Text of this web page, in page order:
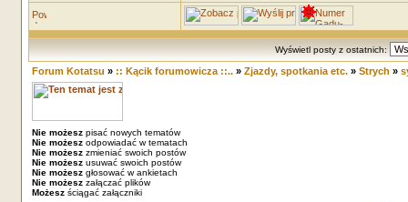
Wyświetl posty z ostatnich:
Forum Kotatsu » :: Kącik forumowicza ::..» Zjazdy, spotkania etc.» Strych »
Nie możeszpisać nowych tematów
Nie możeszodpowiadać w tematach
Nie możeszzmieniać swoich postów
Nie możeszusuwać swoich postów
Nie możeszgłosować w ankietach
Nie możeszzałączać plików
Możeszściągać załączniki